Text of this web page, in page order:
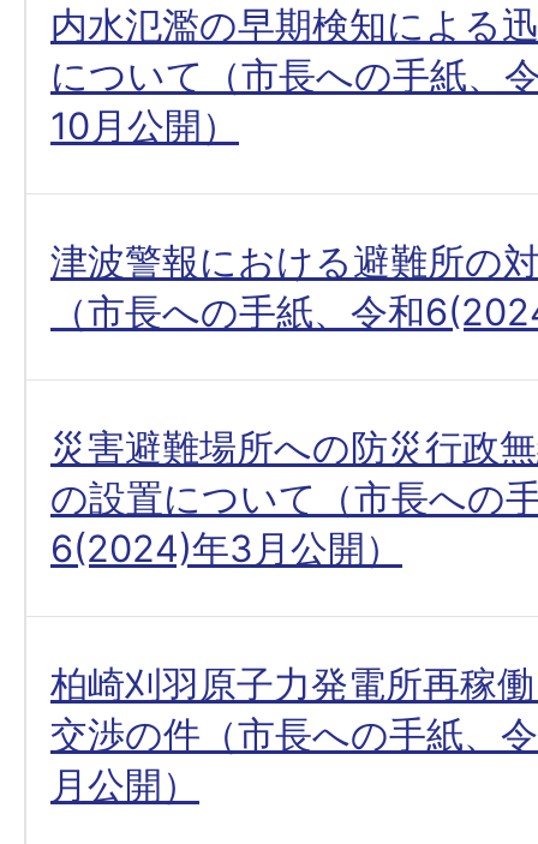
内水氾濫の早期検知による
について（市長への手紙、
10月公開）
津波警報における避難所の
（市長への手紙、令和
災害避難場所への防災行政
の設置について（市長への
6(2024)年3月公開）
柏崎刈羽原子力発電所再稼
交渉の件（市長への手紙、
月公開）